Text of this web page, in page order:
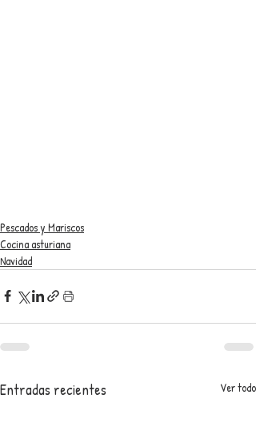
Pescados y Mariscos
Cocina asturiana
Navidad
Entradas recientes Ver todo